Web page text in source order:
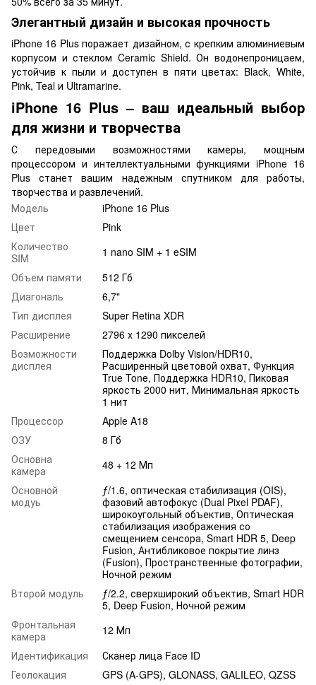
Элегантный дизайн и высокая прочность
iPhone 16 Plus поражает дизайном, с крепким алюминиевым
корпусом и стеклом Ceramic Shield. Он водонепроницаем,
устойчив к пыли и доступен в пяти цветах: Black, White,
Pink, Teal и Ultramarine.
iPhone 16 Plus – ваш идеальный выбор
для жизни и творчества
С передовыми возможностями камеры, мощным
процессором и интеллектуальными функциями iPhone 16
Plus станет вашим надежным спутником для работы,
творчества и развлечений.
Модель
iPhone 16 Plus
Цвет
Pink
Количество
SIM
1 nano SIM + 1 eSIM
Объем памяти
512 Гб
Диагональ
6,7"
Тип дисплея
Super Retina XDR
Расширение
2796 x 1290 пикселей
Возможности
дисплея
Поддержка Dolby Vision/HDR10,
Расширенный цветовой охват, Функция
True Tone, Поддержка HDR10, Пиковая
яркость 2000 нит, Минимальная яркость
1 нит
Процессор
Apple A18
ОЗУ
8 Гб
Основна
камера
48 + 12 Мп
Основной
модуь
ƒ/1.6, оптическая стабилизация (OIS),
фазовий автофокус (Dual Pixel PDAF),
широкоугольный объектив, Оптическая
стабилизация изображения со
смещением сенсора, Smart HDR 5, Deep
Fusion, Антибликовое покрытие линз
(Fusion), Пространственные фотографии,
Ночной режим
Второй модуль
ƒ/2.2, сверхширокий объектив, Smart HDR
5, Deep Fusion, Ночной режим
Фронтальная
камера
12 Мп
Идентификация
Сканер лица Face ID
Геолокация
GPS (A-GPS), GLONASS, GALILEO, QZSS